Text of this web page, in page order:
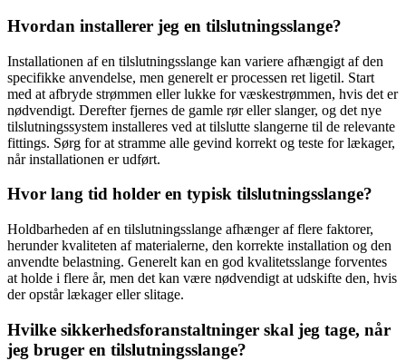
Hvordan installerer jeg en tilslutningsslange?
Installationen af en tilslutningsslange kan variere afhængigt af den
specifikke anvendelse, men generelt er processen ret ligetil. Start
med at afbryde strømmen eller lukke for væskestrømmen, hvis det er
nødvendigt. Derefter fjernes de gamle rør eller slanger, og det nye
tilslutningssystem installeres ved at tilslutte slangerne til de relevante
fittings. Sørg for at stramme alle gevind korrekt og teste for lækager,
når installationen er udført.
Hvor lang tid holder en typisk tilslutningsslange?
Holdbarheden af en tilslutningsslange afhænger af flere faktorer,
herunder kvaliteten af ​​materialerne, den korrekte installation og den
anvendte belastning. Generelt kan en god kvalitetsslange forventes
at holde i flere år, men det kan være nødvendigt at udskifte den, hvis
der opstår lækager eller slitage.
Hvilke sikkerhedsforanstaltninger skal jeg tage, når
jeg bruger en tilslutningsslange?